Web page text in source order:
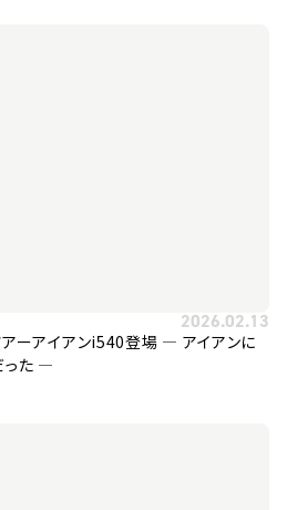
2026.02.13
アンi540登場 ― アイアンに
った ―